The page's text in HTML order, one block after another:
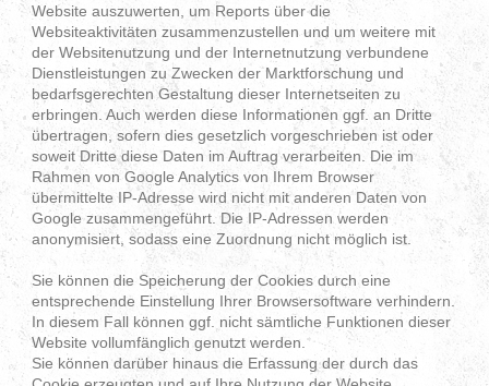
Website auszuwerten, um Reports über die
Websiteaktivitäten zusammenzustellen und um weitere mit
der Websitenutzung und der Internetnutzung verbundene
Dienstleistungen zu Zwecken der Marktforschung und
bedarfsgerechten Gestaltung dieser Internetseiten zu
erbringen. Auch werden diese Informationen ggf. an Dritte
übertragen, sofern dies gesetzlich vorgeschrieben ist oder
soweit Dritte diese Daten im Auftrag verarbeiten. Die im
Rahmen von Google Analytics von Ihrem Browser
übermittelte IP-Adresse wird nicht mit anderen Daten von
Google zusammengeführt. Die IP-Adressen werden
anonymisiert, sodass eine Zuordnung nicht möglich ist.
Sie können die Speicherung der Cookies durch eine
entsprechende Einstellung Ihrer Browsersoftware verhindern.
In diesem Fall können ggf. nicht sämtliche Funktionen dieser
Website vollumfänglich genutzt werden.
Sie können darüber hinaus die Erfassung der durch das